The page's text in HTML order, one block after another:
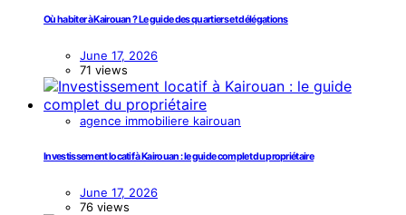
Où habiter à Kairouan ? Le guide des quartiers et délégations
June 17, 2026
71 views
agence immobiliere kairouan
Investissement locatif à Kairouan : le guide complet du propriétaire
June 17, 2026
76 views